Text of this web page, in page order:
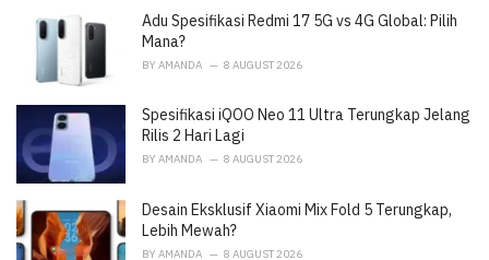
Adu Spesifikasi Redmi 17 5G vs 4G Global: Pilih
Mana?
BY AMANDA 8 AUGUST 2026
Spesifikasi iQOO Neo 11 Ultra Terungkap Jelang
Rilis 2 Hari Lagi
BY AMANDA 8 AUGUST 2026
Desain Eksklusif Xiaomi Mix Fold 5 Terungkap,
Lebih Mewah?
BY AMANDA 8 AUGUST 2026